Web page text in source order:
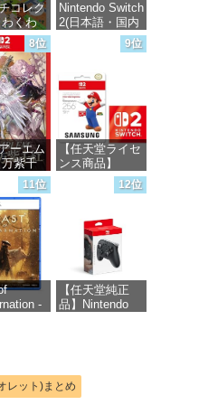
コレク
くわ
Switch
¥6,144
Nintendo Switch
2(日本語・国内
8位
ーエム
紫千
¥8,979
9位
【任天堂ライセ
ンス商品】
256GB for
Nintendo Switch
2(サムスン マイ
クロSDエクス
プレスカード
256GB)
【Amazon.co.jp
11位
-
¥7,286
12位
【任天堂純正
品】Nintendo
レット)まとめ